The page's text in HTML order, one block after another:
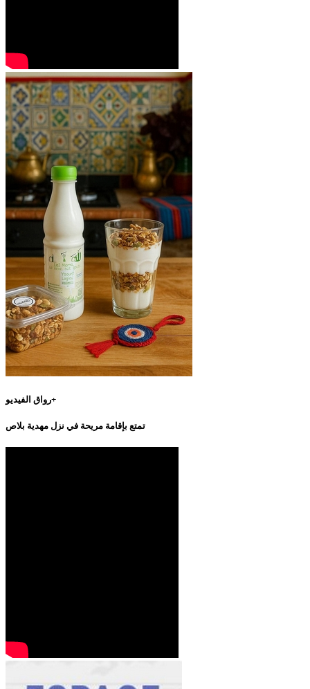
رواق الفيديو+
تمتع بإقامة مريحة في نزل مهدية بلاص